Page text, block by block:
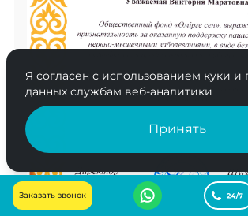
Заказать звонок
Я согласен с использованием куки и
данных службам веб-аналитики
Принять